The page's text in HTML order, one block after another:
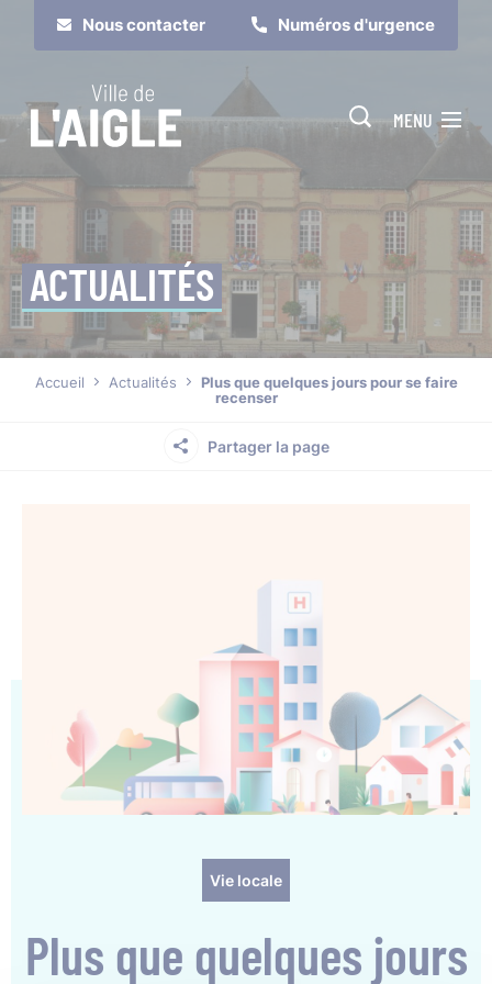
Nous contacter Numéros d'urgence
MENU
ACTUALITÉS
Accueil Actualités
Plus que quelques jours pour se faire
recenser
Partager la page
Vie locale
Plus que quelques jours
Cookies management panel